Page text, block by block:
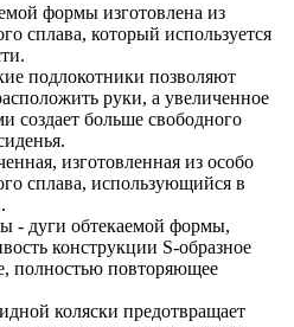
формы изготовлена из
сплава, который используется
подлокотники позволяют
руки, а увеличенное
создает больше свободного
изготовленная из особо
сплава, использующийся в
- дуги обтекаемой формы,
конструкции S-образное
полностью повторяющее
коляски предотвращает